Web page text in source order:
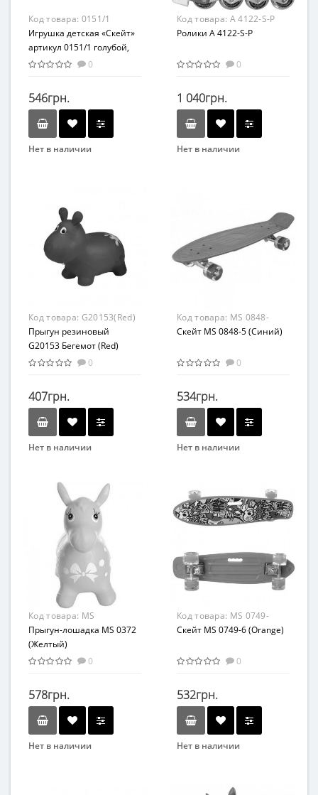
Код товара: 0151/1
Игрушка детская «Скейт»
артикул 0151/1 голубой,
без подсветки0
546грн.
Нет в наличии
Код товара: A 4122-S-P
Ролики A 4122-S-P
0
1 040грн.
Нет в наличии
Материал
Комбинированный
Код товара: G20153(Red)
Прыгун резиновый
G20153 Бегемот (Red)
0
407грн.
Нет в наличии
Возраст
От 1 года
Материал
Резина
Код товара: MS 0848-
5(Blue)
Скейт MS 0848-5 (Синий)
0
534грн.
Нет в наличии
Вид
Транспорт
Комбинированный
Код товара: MS
0372Yellow
Прыгун-лошадка MS 0372
(Желтый)
0
578грн.
Нет в наличии
Код товара: MS 0749-
6(Orange)
Скейт MS 0749-6 (Orange)
0
532грн.
Нет в наличии